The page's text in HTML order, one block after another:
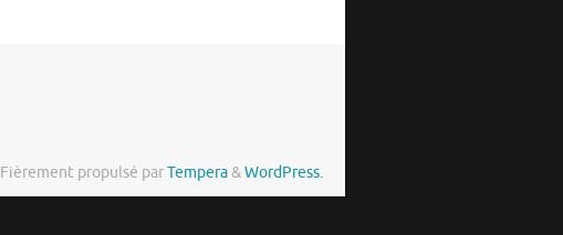
Fièrement propulsé parTempera&WordPress.